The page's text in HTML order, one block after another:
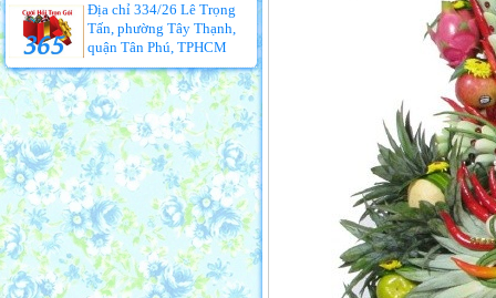
Địa chỉ 334/26 Lê Trọng
Tấn, phường Tây Thạnh,
quận Tân Phú, TPHCM